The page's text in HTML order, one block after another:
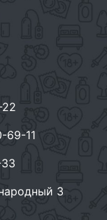
69-11
3